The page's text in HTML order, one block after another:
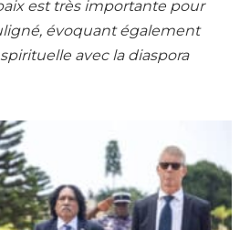
est très importante pour
évoquant également
avec la diaspora